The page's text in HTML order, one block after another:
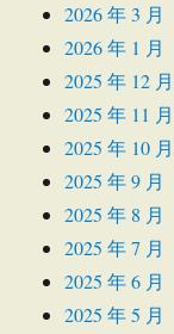
2026 年 3 月
2026 年 1 月
2025 年 12 月
2025 年 11 月
2025 年 10 月
2025 年 9 月
2025 年 8 月
2025 年 7 月
2025 年 6 月
2025 年 5 月